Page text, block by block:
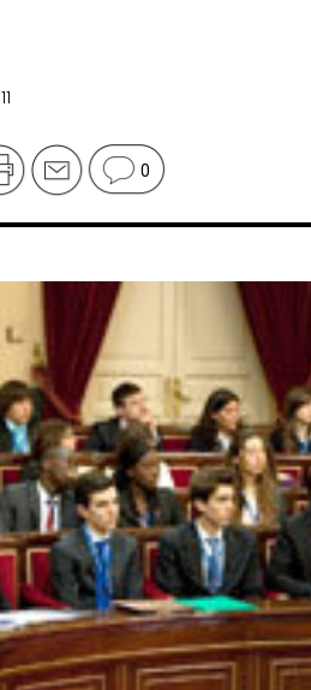
0